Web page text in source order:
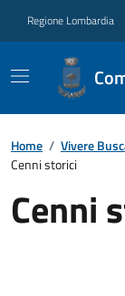
Regione Lombardia
Home / Vivere
Cenni storici
Cenni